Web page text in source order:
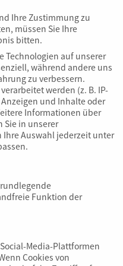
nur in Worten,
Deshalb
Normen
Produkte und
überprüfen. So
dokumentieren
und
Ihre Zustimmung zu
müssen Sie Ihre
bitten.
Technologien auf unserer
während andere uns
zu verbessern.
werden (z. B. IP-
und Inhalte oder
Informationen über
Sie in unserer
Ihre Auswahl jederzeit unter
Funktion der
Media-Plattformen
Cookies von